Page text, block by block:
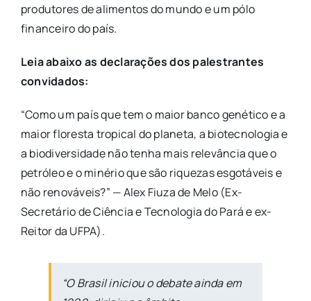
produtores de alimentos do mundo e um pólo
financeiro do país.
Leia abaixo as declarações dos palestrantes
convidados:
“Como um país que tem o maior banco genético e a
maior floresta tropical do planeta, a biotecnologia e
a biodiversidade não tenha mais relevância que o
petróleo e o minério que são riquezas esgotáveis e
não renováveis?” — Alex Fiuza de Melo (Ex-
Secretário de Ciência e Tecnologia do Pará e ex-
Reitor da UFPA).
“O Brasil iniciou o debate ainda em